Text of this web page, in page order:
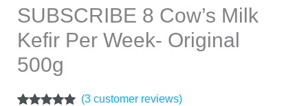
SUBSCRIBE 8 Cow’s Milk
Kefir Per Week- Original
500g
(3customer reviews)